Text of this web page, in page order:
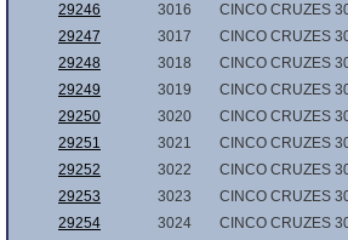
29246
3016
CINCO CRUZES
29247
3017
CINCO CRUZES
29248
3018
CINCO CRUZES
29249
3019
CINCO CRUZES
29250
3020
CINCO CRUZES
29251
3021
CINCO CRUZES
29252
3022
CINCO CRUZES
29253
3023
CINCO CRUZES
29254
3024
CINCO CRUZES